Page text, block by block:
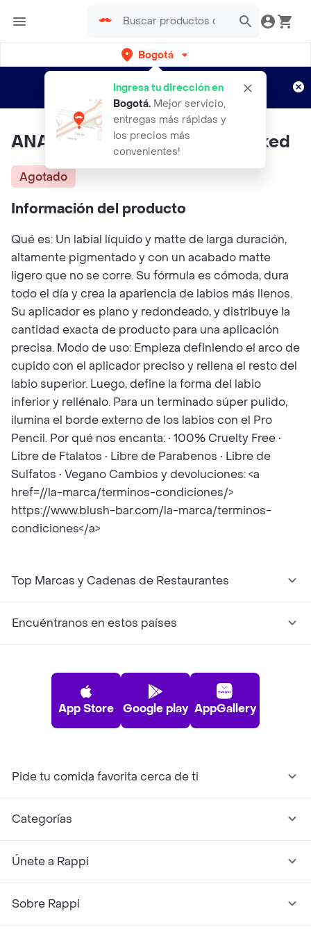
Bogotá
Ingresa tu dirección en
Bogotá. Mejor servicio,
entregas más rápidas y
los precios más
convenientes!
envíos gratis por semanas
Aplican TyC
ANASTASIA Liquid Lipstick Naked
Agotado
Información del producto
Qué es: Un labial líquido y matte de larga duración,
altamente pigmentado y con un acabado matte
ligero que no se corre. Su fórmula es cómoda, dura
todo el día y crea la apariencia de labios más llenos.
Su aplicador es plano y redondeado, y distribuye la
cantidad exacta de producto para una aplicación
precisa. Modo de uso: Empieza definiendo el arco de
cupido con el aplicador preciso y rellena el resto del
labio superior. Luego, define la forma del labio
inferior y rellénalo. Para un terminado súper pulido,
ilumina el borde externo de los labios con el Pro
Pencil. Por qué nos encanta: • 100% Cruelty Free •
Libre de Ftalatos • Libre de Parabenos • Libre de
Sulfatos • Vegano Cambios y devoluciones: <a
href=//la-marca/terminos-condiciones/>
https://www.blush-bar.com/la-marca/terminos-
condiciones</a>
Top Marcas y Cadenas de Restaurantes
Encuéntranos en estos países
App Store Google play AppGallery
Pide tu comida favorita cerca de ti
Categorías
Únete a Rappi
Sobre Rappi